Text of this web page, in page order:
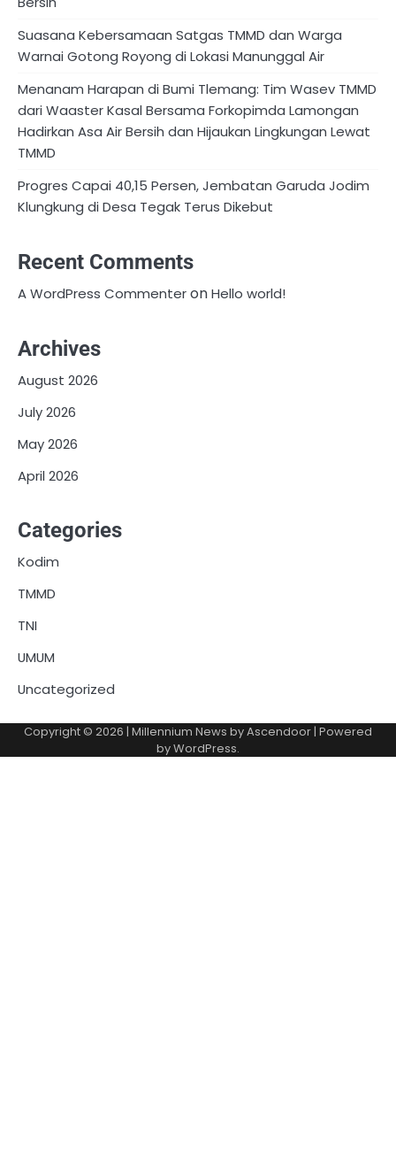
Suasana Kebersamaan Satgas TMMD dan Warga
Warnai Gotong Royong di Lokasi Manunggal Air
Menanam Harapan di Bumi Tlemang: Tim Wasev TMMD
dari Waaster Kasal Bersama Forkopimda Lamongan
Hadirkan Asa Air Bersih dan Hijaukan Lingkungan Lewat
TMMD
Progres Capai 40,15 Persen, Jembatan Garuda Jodim
Klungkung di Desa Tegak Terus Dikebut
Recent Comments
A WordPress CommenteronHello world!
Archives
August 2026
July 2026
May 2026
April 2026
Categories
Kodim
TMMD
TNI
UMUM
Uncategorized
Copyright © 2026 | Millennium News byAscendoor | Powered
byWordPress.